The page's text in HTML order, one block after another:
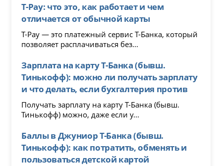
T-Pay: что это, как работает и чем
отличается от обычной карты
T-Pay — это платежный сервис Т-Банка, который
позволяет расплачиваться без...
Зарплата на карту Т-Банка (бывш.
Тинькофф): можно ли получать зарплату
и что делать, если бухгалтерия против
Получать зарплату на карту Т-Банка (бывш.
Тинькофф) можно, даже если у...
Баллы в Джуниор Т-Банка (бывш.
Тинькофф): как потратить, обменять и
пользоваться детской картой